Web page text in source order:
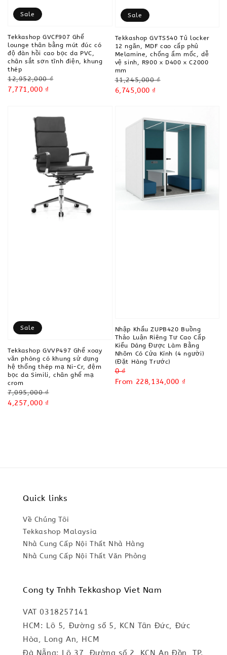
Sale
Tekkashop GVCF907 Ghế
lounge thân bằng mút đúc có
độ đàn hồi cao bọc da PVC,
chân sắt sơn tĩnh điện, khung
thép
Regular
price
12,952,000 ₫
Sale
7,771,000 ₫
Sale
Tekkashop GVTS540 Tủ locker
12 ngăn, MDF cao cấp phủ
Melamine, chống ẩm mốc, dễ
vệ sinh, R900 x D400 x C2000
mm
Regular
price
11,245,000 ₫
Sale
6,745,000 ₫
Sale
Tekkashop GVVP497 Ghế xoay
văn phòng có khung sử dụng
hệ thống thép mạ Ni-Cr, đệm
bọc da Simili, chân ghế mạ
crom
Regular
price
7,095,000 ₫
Sale
4,257,000 ₫
Nhập Khẩu ZUPB420 Buồng
Thảo Luận Riêng Tư Cao Cấp
Kiểu Dáng Được Làm Bằng
Nhôm Có Cửa Kính (4 người)
(Đặt Hàng Trước)
Regular
price
0 ₫
Sale
From 228,134,000 ₫
Quick links
Về Chúng Tôi
Tekkashop Malaysia
Nhà Cung Cấp Nội Thất Nhà Hàng
Nhà Cung Cấp Nội Thất Văn Phòng
Cong ty Tnhh Tekkashop Viet Nam
VAT 0318257141
HCM: Lô 5, Đường số 5, KCN Tân Đức, Đức
Hòa, Long An, HCM
Đà Nẵng: Lô 37, Đường số 2, KCN An Đồn, TP.